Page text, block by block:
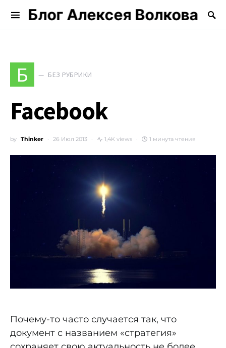
Блог Алексея Волкова
Search for:
Б БЕЗ РУБРИКИ
Facebook
by Thinker 26 Июл 2013 1,4K views 1 минута чтения
Почему-то часто случается так, что
документ с названием «стратегия»